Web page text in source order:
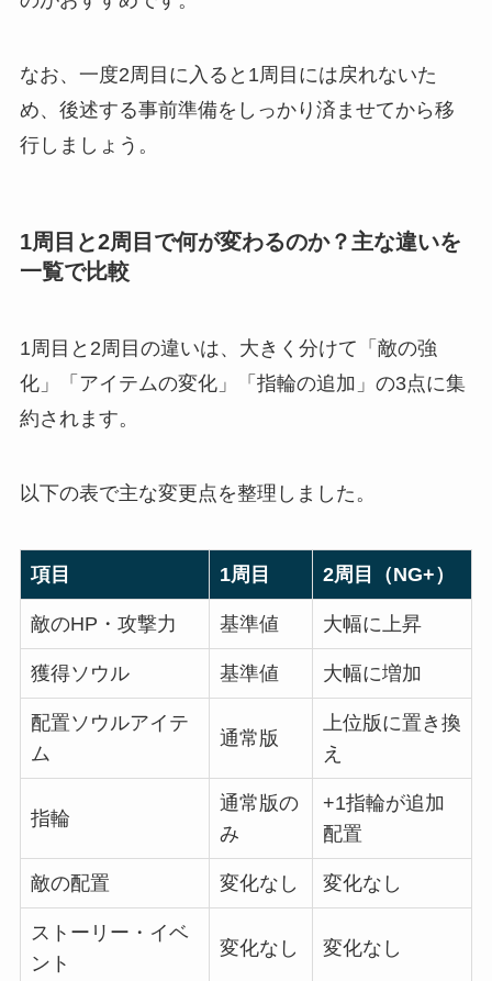
なお、一度2周目に入ると1周目には戻れないた
め、後述する事前準備をしっかり済ませてから移
行しましょう。
1周目と2周目で何が変わるのか？主な違いを
一覧で比較
1周目と2周目の違いは、大きく分けて「敵の強
化」「アイテムの変化」「指輪の追加」の3点に集
約されます。
以下の表で主な変更点を整理しました。
項目 1周目 2周目（NG+）
敵のHP・攻撃力 基準値 大幅に上昇
獲得ソウル 基準値 大幅に増加
配置ソウルアイテ
ム
通常版
上位版に置き換
え
指輪
通常版の
み
+1指輪が追加
配置
敵の配置 変化なし 変化なし
ストーリー・イベ
ント
変化なし 変化なし